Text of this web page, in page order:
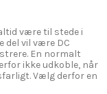
være til stede i
del vil være DC
En normalt
ikke udkoble, når
Vælg derfor en